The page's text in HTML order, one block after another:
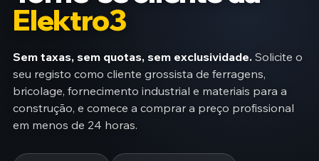
Elektro3
Sem taxas, sem quotas, sem exclusividade. Solicite o
seu registo como cliente grossista de ferragens,
bricolage, fornecimento industrial e materiais para a
construção, e comece a comprar a preço profissional
em menos de 24 horas.